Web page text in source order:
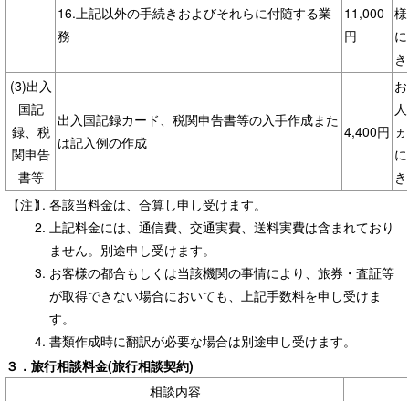
16.上記以外の手続きおよびそれらに付随する業
務
11,000
円
き
(3)出入
国記
録、税
関申告
書等
出入国記録カード、税関申告書等の入手作成また
は記入例の作成
4,400円
き
【注】 各該当料金は、合算し申し受けます。
上記料金には、通信費、交通実費、送料実費は含まれており
ません。別途申し受けます。
お客様の都合もしくは当該機関の事情により、旅券・査証等
が取得できない場合においても、上記手数料を申し受けま
す。
書類作成時に翻訳が必要な場合は別途申し受けます。
３．旅行相談料金(旅行相談契約)
相談内容